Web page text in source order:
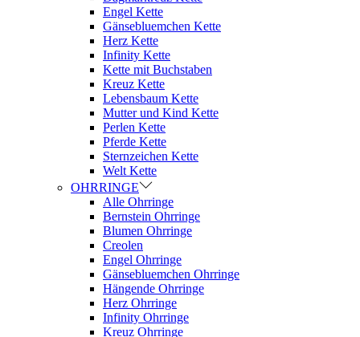
Engel Kette
Gänsebluemchen Kette
Herz Kette
Infinity Kette
Kette mit Buchstaben
Kreuz Kette
Lebensbaum Kette
Mutter und Kind Kette
Perlen Kette
Pferde Kette
Sternzeichen Kette
Welt Kette
OHRRINGE
Alle Ohrringe
Bernstein Ohrringe
Blumen Ohrringe
Creolen
Engel Ohrringe
Gänsebluemchen Ohrringe
Hängende Ohrringe
Herz Ohrringe
Infinity Ohrringe
Kreuz Ohrringe